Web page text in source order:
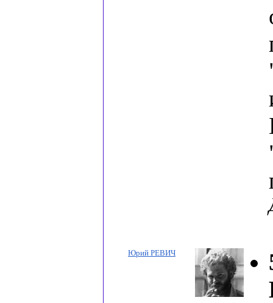
Юрий РЕВИЧ